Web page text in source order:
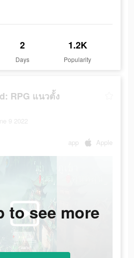
2
Days
1.2K
Popularity
RPG แนวตั้ง
9 2022
app Apple
to see more